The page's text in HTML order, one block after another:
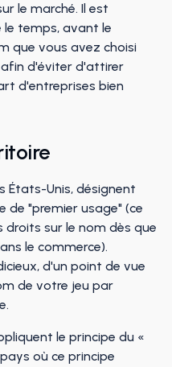
le marché. Il est
le temps, avant le
que vous avez choisi
d'éviter d'attirer
d'entreprises bien
États-Unis, désignent
de "premier usage" (ce
droits sur le nom dès que
le commerce).
d'un point de vue
de votre jeu par
le principe du «
où ce principe